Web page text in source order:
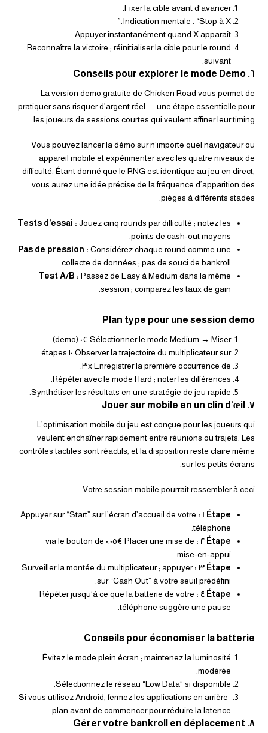
Fixer la cible avant d’avancer.
Indication mentale : “Stop à X.”
Appuyer instantanément quand X apparaît.
Reconnaître la victoire ; réinitialiser la cible pour le round
suivant.
٦. Conseils pour explorer le mode Demo
La version demo gratuite de Chicken Road vous permet de
pratiquer sans risquer d’argent réel — une étape essentielle pour
les joueurs de sessions courtes qui veulent affiner leur timing.
Vous pouvez lancer la démo sur n’importe quel navigateur ou
appareil mobile et expérimenter avec les quatre niveaux de
difficulté. Étant donné que le RNG est identique au jeu en direct,
vous aurez une idée précise de la fréquence d’apparition des
pièges à différents stades.
Tests d’essai : Jouez cinq rounds par difficulté ; notez les
points de cash‑out moyens.
Pas de pression : Considérez chaque round comme une
collecte de données ; pas de souci de bankroll.
Test A/B : Passez de Easy à Medium dans la même
session ; comparez les taux de gain.
Plan type pour une session demo
Sélectionner le mode Medium → Miser €٠ (demo).
Observer la trajectoire du multiplicateur sur ١٠ étapes.
Enregistrer la première occurrence de ٣x.
Répéter avec le mode Hard ; noter les différences.
Synthétiser les résultats en une stratégie de jeu rapide.
٧. Jouer sur mobile en un clin d’œil
L’optimisation mobile du jeu est conçue pour les joueurs qui
veulent enchaîner rapidement entre réunions ou trajets. Les
contrôles tactiles sont réactifs, et la disposition reste claire même
sur les petits écrans.
Votre session mobile pourrait ressembler à ceci :
Étape ١ :
Appuyer sur “Start” sur l’écran d’accueil de votre
téléphone.
Étape ٢ :
Placer une mise de €٠.٠٥ via le bouton de
mise‑en‑appui.
Étape ٣ :
Surveiller la montée du multiplicateur ; appuyer
sur “Cash Out” à votre seuil prédéfini.
Étape ٤ :
Répéter jusqu’à ce que la batterie de votre
téléphone suggère une pause.
Conseils pour économiser la batterie
Évitez le mode plein écran ; maintenez la luminosité
modérée.
Sélectionnez le réseau “Low Data” si disponible.
Si vous utilisez Android, fermez les applications en arrière-
plan avant de commencer pour réduire la latence.
٨. Gérer votre bankroll en déplacement